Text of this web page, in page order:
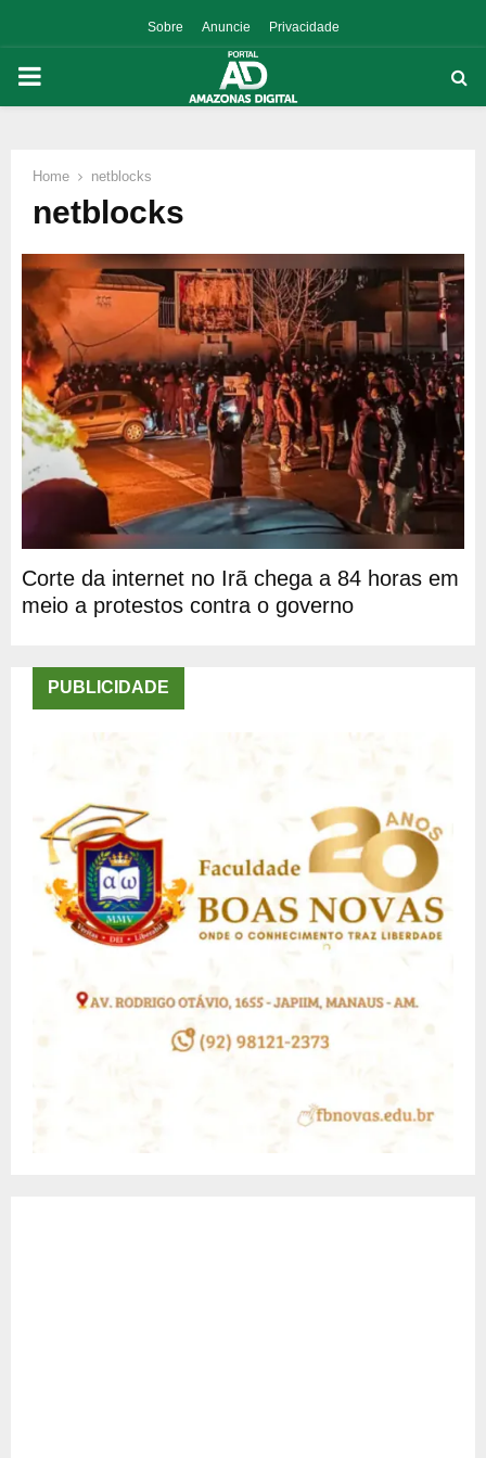
Sobre Anuncie Privacidade
PRIMARY
Home netblocks
netblocks
Corte da internet no Irã chega a 84 horas em
meio a protestos contra o governo
PUBLICIDADE